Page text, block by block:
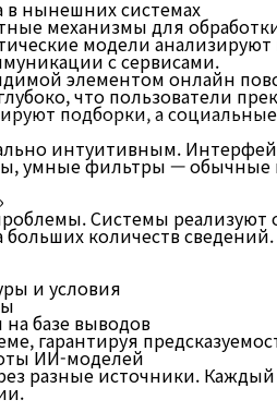
в нынешних системах
механизмы для
модели
с сервисами.
элементом онлайн
что пользователи
подборки, а
интуитивным.
умные фильтры —
Системы
количеств сведений.
и условия
базе выводов
гарантируя
ИИ-моделей
разные источники.